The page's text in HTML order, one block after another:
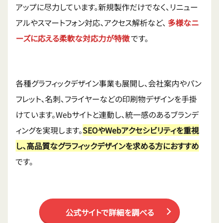
アップに尽力しています。新規製作だけでなく、リニュー
アルやスマートフォン対応、アクセス解析など、 多様なニ
ーズに応える柔軟な対応力が特徴です。
各種グラフィックデザイン事業も展開し、会社案内やパン
フレット、名刺、フライヤーなどの印刷物デザインを手掛
けています。Webサイトと連動し、統一感のあるブランデ
ィングを実現します。SEOやWebアクセシビリティを重視
し、高品質なグラフィックデザインを求める方におすすめ
です。
公式サイトで詳細を調べる